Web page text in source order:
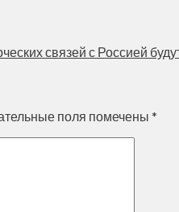
связей с Россией
поля помечены *